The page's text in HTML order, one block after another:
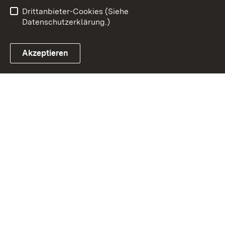
Drittanbieter-Cookies (Siehe
Datenschutzerklärung.)
Akzeptieren